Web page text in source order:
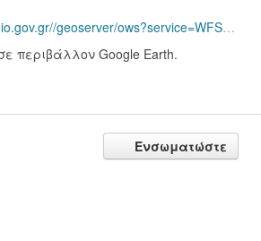
περιβάλλον Google Earth.
Ενσωματώστε